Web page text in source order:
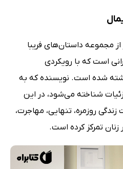
از مجموعه داستان‌های فریبا
است که با رویکردی
شده است. نویسنده که به
شناخته می‌شود، در این
روزمره، تنهایی، مهاجرت،
تمرکز کرده است.